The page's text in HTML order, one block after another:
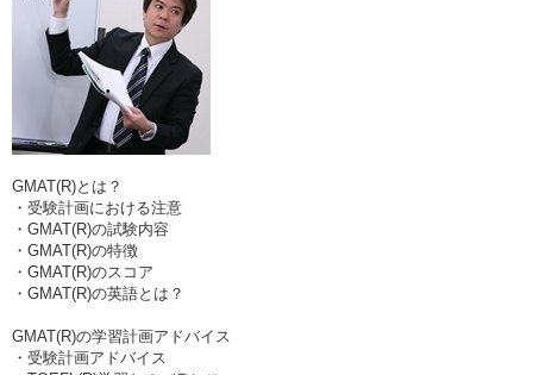
GMAT(R)とは？
・受験計画における注意
・GMAT(R)の試験内容
・GMAT(R)の特徴
・GMAT(R)のスコア
・GMAT(R)の英語とは？
GMAT(R)の学習計画アドバイス
・受験計画アドバイス